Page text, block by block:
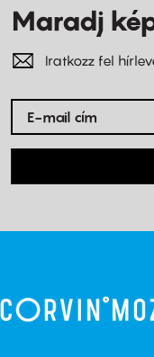
Maradj
Iratkozz fel